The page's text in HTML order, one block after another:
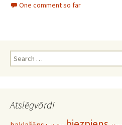
One comment so far
Search
for:
Atslēgvārdi